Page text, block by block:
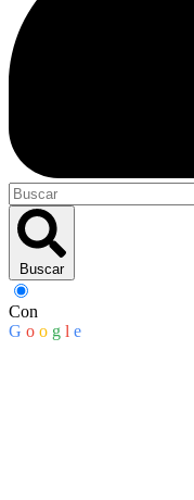
Buscar
Con
G o o g l e